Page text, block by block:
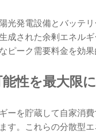
光発電設備とバッテ
成された余剰エネル
ーク需要料金を効果
性を最大限
ーを貯蔵して自家消
す。これらの分散型